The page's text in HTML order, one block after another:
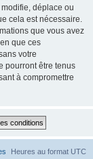
déplace ou
cela est nécessaire.
que vous avez
que ces
votre
pourront être tenus
à compromettre
Heures au format UTC